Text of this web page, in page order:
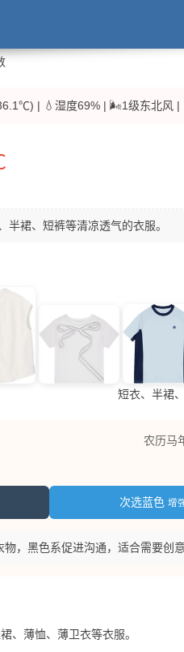
| 💧湿度69% | 🌬️1级东北风 |
半裙、短裤等清凉透气的衣服。
短衣、半裙
农历马
次选蓝色 增
，黑色系促进沟通，适合需要创
、薄恤、薄卫衣等衣服。